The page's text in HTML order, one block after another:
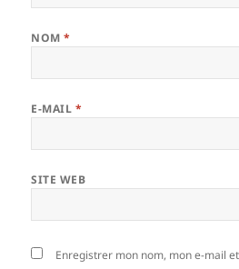
NOM*
E-MAIL *
SITE WEB
Enregistrer mon nom, mon e-mail